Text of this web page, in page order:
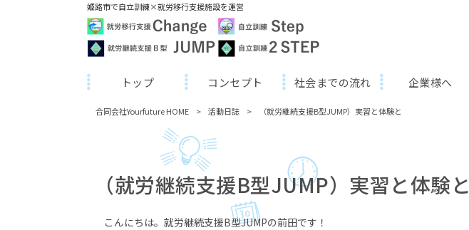
姫路市で自立訓練×就労移行支援施設を運営
トップ コンセプト 社会までの流れ 企業様へ
合同会社Yourfuture HOME > 活動日誌 > （就労継続支援B型JUMP）実習と体験と
（就労継続支援B型JUMP）実習と体験と
こんにちは。就労継続支援B型JUMPの前田です！